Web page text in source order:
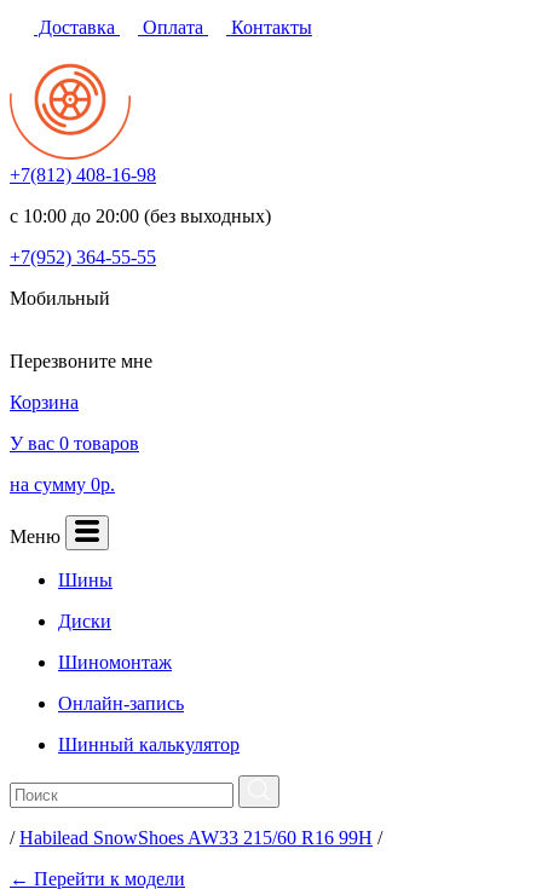
Доставка Оплата Контакты
+7(812) 408-16-98
с 10:00 до 20:00 (без выходных)
+7(952) 364-55-55
Мобильный
Перезвоните мне
Корзина
У вас 0 товаров
на сумму 0р.
Меню
Шины
Диски
Шиномонтаж
Онлайн-запись
Шинный калькулятор
/Habilead SnowShoes AW33 215/60 R16 99H /
← Перейти к модели